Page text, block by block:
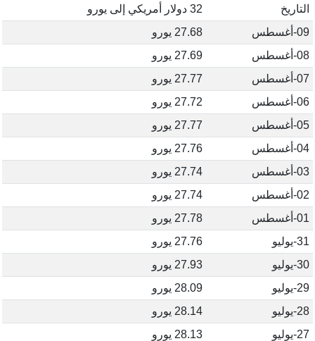
التاريخ
32 دولار أمريكي إلى يورو
09-أغسطس
27.68 يورو
08-أغسطس
27.69 يورو
07-أغسطس
27.77 يورو
06-أغسطس
27.72 يورو
05-أغسطس
27.77 يورو
04-أغسطس
27.76 يورو
03-أغسطس
27.74 يورو
02-أغسطس
27.74 يورو
01-أغسطس
27.78 يورو
31-يوليو
27.76 يورو
30-يوليو
27.93 يورو
29-يوليو
28.09 يورو
28-يوليو
28.14 يورو
27-يوليو
28.13 يورو